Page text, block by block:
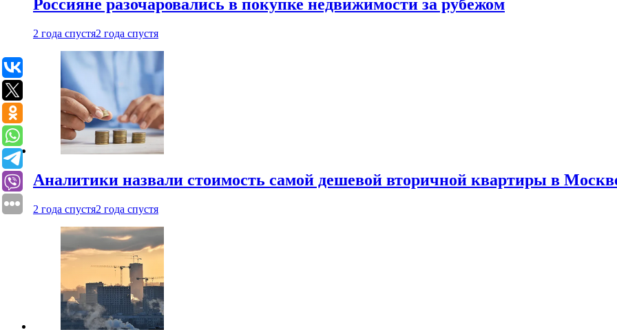
Россияне разочаровались в покупке недвижимости за рубежом
2 года спустя2 года спустя
Аналитики назвали стоимость самой дешевой вторичной квартиры в
2 года спустя2 года спустя